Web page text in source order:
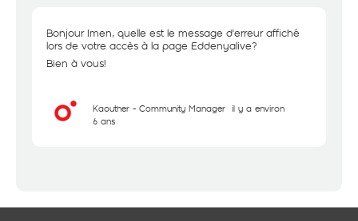
Bonjour Imen, quelle est le message d'erreur affiché
lors de votre accès à la page Eddenyalive?
Bien à vous!
Kaouther - Community Manager il y a environ
6 ans